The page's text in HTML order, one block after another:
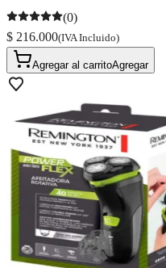
(0)
$ 216.000(IVA Incluido)
Agregar al carritoAgregar